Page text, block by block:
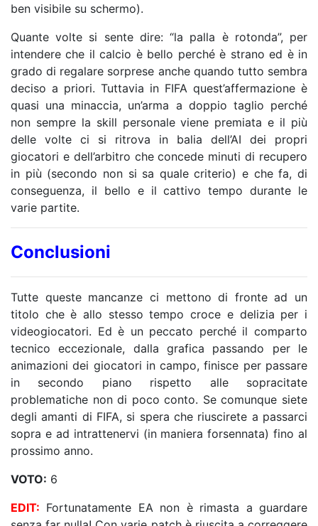
ben visibile su schermo).
Quante volte si sente dire: “la palla è rotonda”, per
intendere che il calcio è bello perché è strano ed è in
grado di regalare sorprese anche quando tutto sembra
deciso a priori. Tuttavia in FIFA quest’affermazione è
quasi una minaccia, un’arma a doppio taglio perché
non sempre la skill personale viene premiata e il più
delle volte ci si ritrova in balia dell’AI dei propri
giocatori e dell’arbitro che concede minuti di recupero
in più (secondo non si sa quale criterio) e che fa, di
conseguenza, il bello e il cattivo tempo durante le
varie partite.
Conclusioni
Tutte queste mancanze ci mettono di fronte ad un
titolo che è allo stesso tempo croce e delizia per i
videogiocatori. Ed è un peccato perché il comparto
tecnico eccezionale, dalla grafica passando per le
animazioni dei giocatori in campo, finisce per passare
in secondo piano rispetto alle sopracitate
problematiche non di poco conto. Se comunque siete
degli amanti di FIFA, si spera che riuscirete a passarci
sopra e ad intrattenervi (in maniera forsennata) fino al
prossimo anno.
VOTO: 6
EDIT: Fortunatamente EA non è rimasta a guardare